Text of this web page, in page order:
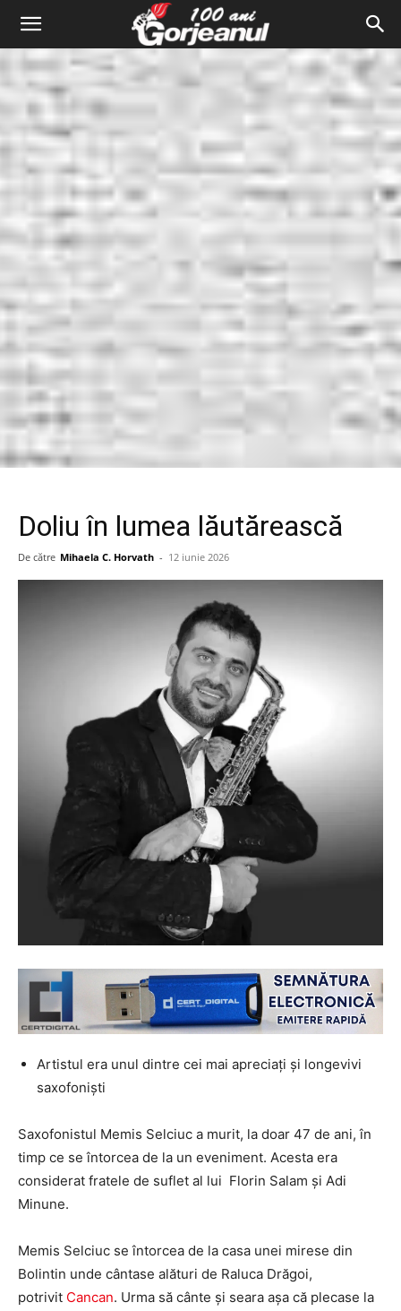
Doliu în lumea lăutărească
De către Mihaela C. Horvath - 12 iunie 2026
Artistul era unul dintre cei mai apreciați și longevivi
saxofoniști
Saxofonistul Memis Selciuc a murit, la doar 47 de ani, în
timp ce se întorcea de la un eveniment. Acesta era
considerat fratele de suflet al lui Florin Salam și Adi
Minune.
Memis Selciuc se întorcea de la casa unei mirese din
Bolintin unde cântase alături de Raluca Drăgoi,
potrivit Cancan. Urma să cânte și seara așa că plecase la